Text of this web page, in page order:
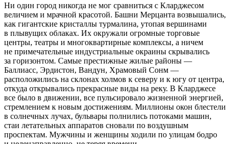
Ни один город никогда не мог сравниться с Кларджесом
величием и мрачной красотой. Башни Мерцанта возвышались,
как гигантские кристаллы турмалина, утопая вершинами
в плывущих облаках. Их окружали огромные торговые
центры, театры и многоквартирные комплексы, а ничем
не примечательные индустриальные окраины скрывались
за горизонтом. Самые престижные жилые районы —
Баллиасс, Эрдистон, Вандун, Храмовый Сонм —
расположились на склонах холмов к северу и к югу от центра,
откуда открывались прекрасные виды на реку. В Кларджесе
все было в движении, все пульсировало жизненной энергией,
стремлением к новым достижениям. Миллионы окон блестели
в солнечных лучах, бульвары полнились потоками машин,
стаи летательных аппаратов сновали по воздушным
проспектам. Мужчины и женщины ходили по улицам бодро